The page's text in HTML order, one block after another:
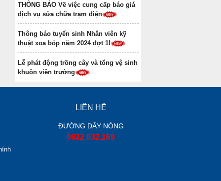
THÔNG BÁO Về việc cung cấp báo giá
dịch vụ sửa chữa trạm điện
Thông báo tuyển sinh Nhân viên kỹ
thuật xoa bóp năm 2024 đợt 1!
Lễ phát động trồng cây và tổng vệ sinh
khuôn viên trường
LIÊN HỆ
ĐƯỜNG DÂY NÓNG
0932.032.169